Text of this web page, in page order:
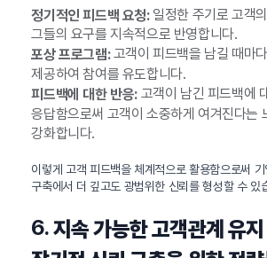
정기적인 피드백 요청:일정한 주기로 고객
그들의 요구를 지속적으로 반영합니다.
포상 프로그램:고객이 피드백을 남길 때마
제공하여 참여를 유도합니다.
피드백에 대한 반응:고객이 남긴 피드백에
응답함으로써 고객이 소중하게 여겨진다는
강화합니다.
이렇게 고객 피드백을 체계적으로 활용함으로써 기
구축에서 더 깊고도 광범위한 신뢰를 형성할 수 있
6.지속 가능한 고객관계 유